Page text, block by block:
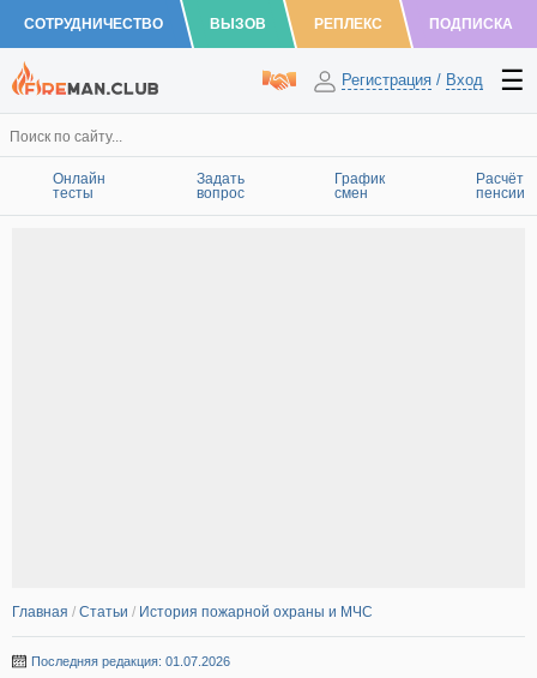
СОТРУДНИЧЕСТВО ВЫЗОВ РЕПЛЕКС ПОДПИСКА
Регистрация / Вход
Онлайн
тесты
Задать
вопрос
График
смен
Расчёт
пенсии
Главная / Статьи / История пожарной охраны и МЧС
Последняя редакция: 01.07.2026